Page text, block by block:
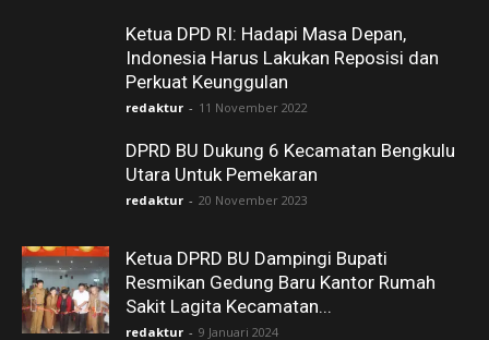
Ketua DPD RI: Hadapi Masa Depan,
Indonesia Harus Lakukan Reposisi dan
Perkuat Keunggulan
redaktur - 11 November 2022
DPRD BU Dukung 6 Kecamatan Bengkulu
Utara Untuk Pemekaran
redaktur - 20 November 2023
Ketua DPRD BU Dampingi Bupati
Resmikan Gedung Baru Kantor Rumah
Sakit Lagita Kecamatan...
redaktur - 9 Januari 2024